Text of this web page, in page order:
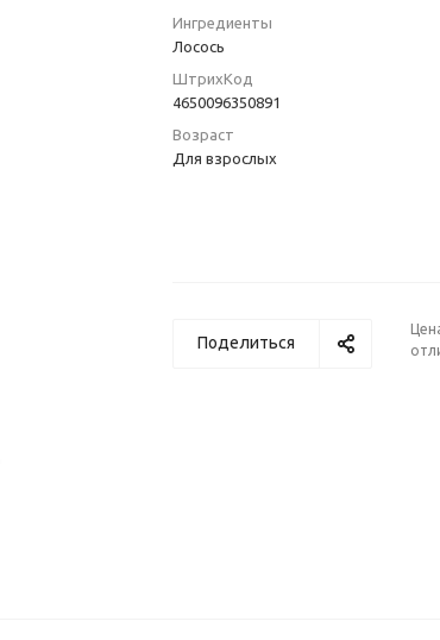
Ингредиенты
Лосось
ШтрихКод
4650096350891
Возраст
Для взрослых
Поделиться